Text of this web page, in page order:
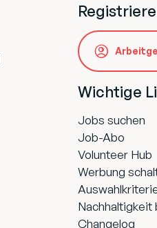
Wichtige
Jobs suchen
Job-Abo
Volunteer Hub
Werbung
Nachhaltigkeit
Changelog